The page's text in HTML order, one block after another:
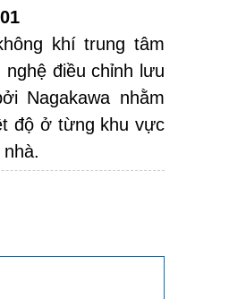
khí trung tâm
điều chỉnh lưu
Nagakawa nhằm
độ ở từng khu vực